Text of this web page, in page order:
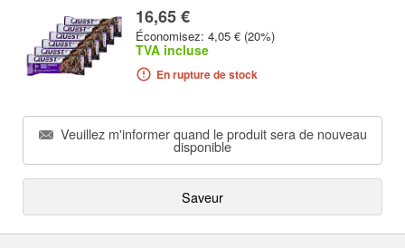
16,65 €
Économisez: 4,05 € (20%)
TVA incluse
En rupture de stock
Veuillez m'informer quand le produit sera de nouveau
disponible
Saveur